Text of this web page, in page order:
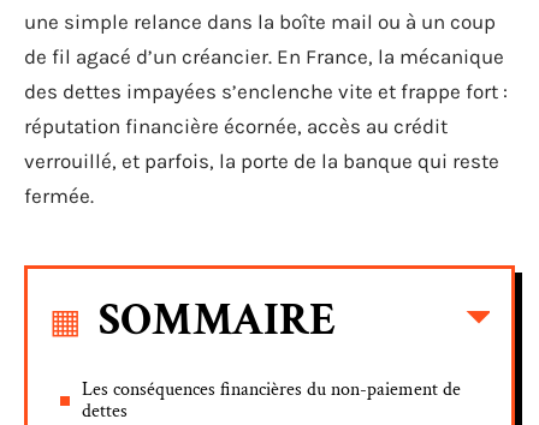
une simple relance dans la boîte mail ou à un coup
de fil agacé d’un créancier. En France, la mécanique
des dettes impayées s’enclenche vite et frappe fort :
réputation financière écornée, accès au crédit
verrouillé, et parfois, la porte de la banque qui reste
fermée.
SOMMAIRE
Les conséquences financières du non-paiement de
dettes